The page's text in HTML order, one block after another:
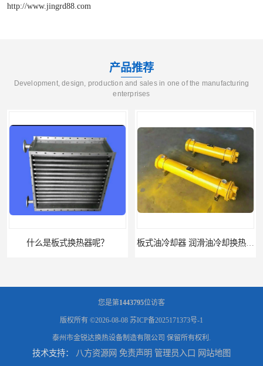
http://www.jingrd88.com
产品推荐
Development, design, production and sales in one of the manufacturing
enterprises
什么是板式换热器呢？
您是第1443795位访客
版权所有 ©2026-08-08 苏ICP备2025171373号-1
泰州市金锐达换热设备制造有限公司 保留所有权利.
技术支持： 八方资源网 免责声明 管理员入口 网站地图